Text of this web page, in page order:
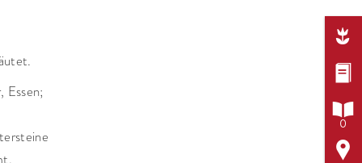
Essen;



0
